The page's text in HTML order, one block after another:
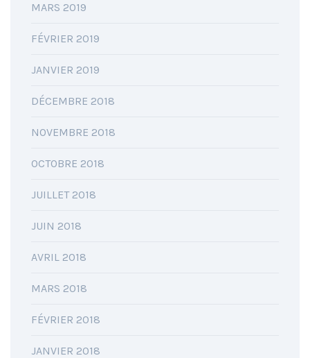
MARS 2019
FÉVRIER 2019
JANVIER 2019
DÉCEMBRE 2018
NOVEMBRE 2018
OCTOBRE 2018
JUILLET 2018
JUIN 2018
AVRIL 2018
MARS 2018
FÉVRIER 2018
JANVIER 2018